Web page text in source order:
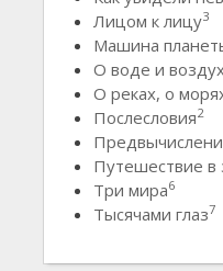
Лицом к лицу3
Машина
О воде и
О реках, о
Послесловия2
Путешествие в
Три мира6
Тысячами глаз7